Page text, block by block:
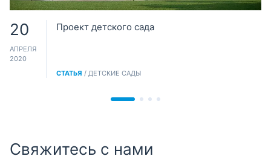
20
АПРЕЛЯ
2020
Проект детского сада
СТАТЬЯ / ДЕТСКИЕ САДЫ
Свяжитесь с нами